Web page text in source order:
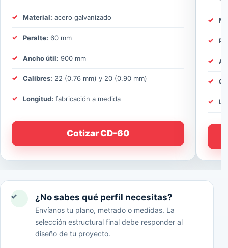
Material: acero galvanizado
Peralte: 60 mm
Ancho útil: 900 mm
Calibres: 22 (0.76 mm) y 20 (0.90 mm)
Longitud: fabricación a medida
Cotizar CD-60
✓ ¿No sabes qué perfil necesitas?
Envíanos tu plano, metrado o medidas. La
selección estructural final debe responder al
diseño de tu proyecto.